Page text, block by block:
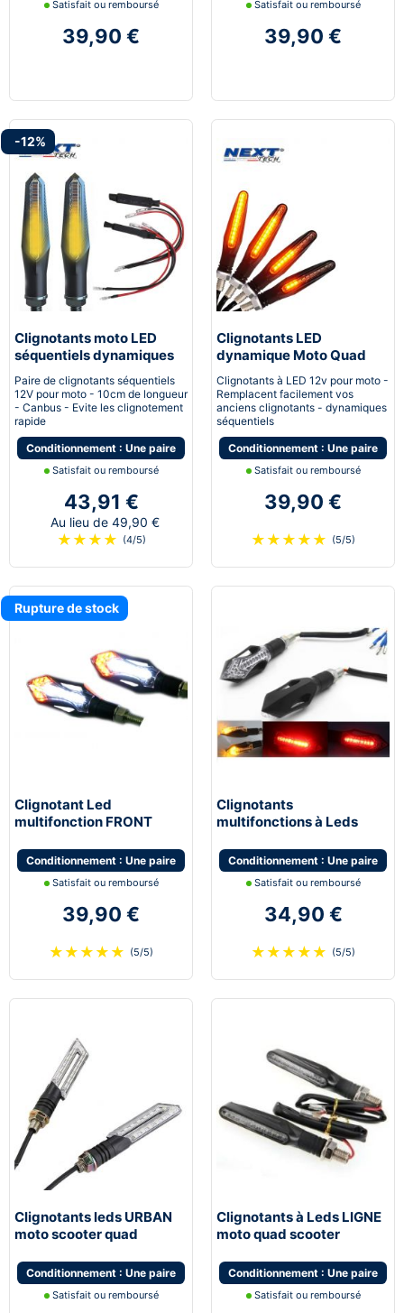
Satisfait ou remboursé
39,90 €
Satisfait ou remboursé
39,90 €
-12%
Clignotants moto LED
séquentiels dynamiques
canbus Next-Tech®
Paire de clignotants séquentiels
12V pour moto - 10cm de longueur
- Canbus - Evite les clignotement
rapide
Conditionnement : Une paire
Satisfait ou remboursé
43,91 €
Au lieu de 49,90 €
★ ★ ★ ★ (4/5)
Clignotants LED
dynamique Moto Quad
Scooter Next-Tech®
Clignotants à LED 12v pour moto -
Remplacent facilement vos
anciens clignotants - dynamiques
séquentiels
Conditionnement : Une paire
Satisfait ou remboursé
39,90 €
★ ★ ★ ★ ★ (5/5)
Rupture de stock
Clignotant Led
multifonction FRONT
moto scooter quad
Conditionnement : Une paire
Satisfait ou remboursé
39,90 €
★ ★ ★ ★ ★ (5/5)
Clignotants
multifonctions à Leds
feu de position
Conditionnement : Une paire
Satisfait ou remboursé
34,90 €
★ ★ ★ ★ ★ (5/5)
Clignotants leds URBAN
moto scooter quad
Conditionnement : Une paire
Satisfait ou remboursé
Clignotants à Leds LIGNE
moto quad scooter
Conditionnement : Une paire
Satisfait ou remboursé